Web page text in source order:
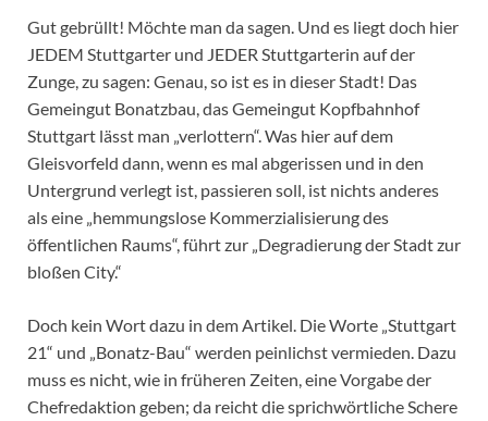
Gut gebrüllt! Möchte man da sagen. Und es liegt doch hier
JEDEM Stuttgarter und JEDER Stuttgarterin auf der
Zunge, zu sagen: Genau, so ist es in dieser Stadt! Das
Gemeingut Bonatzbau, das Gemeingut Kopfbahnhof
Stuttgart lässt man „verlottern“. Was hier auf dem
Gleisvorfeld dann, wenn es mal abgerissen und in den
Untergrund verlegt ist, passieren soll, ist nichts anderes
als eine „hemmungslose Kommerzialisierung des
öffentlichen Raums“, führt zur „Degradierung der Stadt zur
bloßen City.“
Doch kein Wort dazu in dem Artikel. Die Worte „Stuttgart
21“ und „Bonatz-Bau“ werden peinlichst vermieden. Dazu
muss es nicht, wie in früheren Zeiten, eine Vorgabe der
Chefredaktion geben; da reicht die sprichwörtliche Schere